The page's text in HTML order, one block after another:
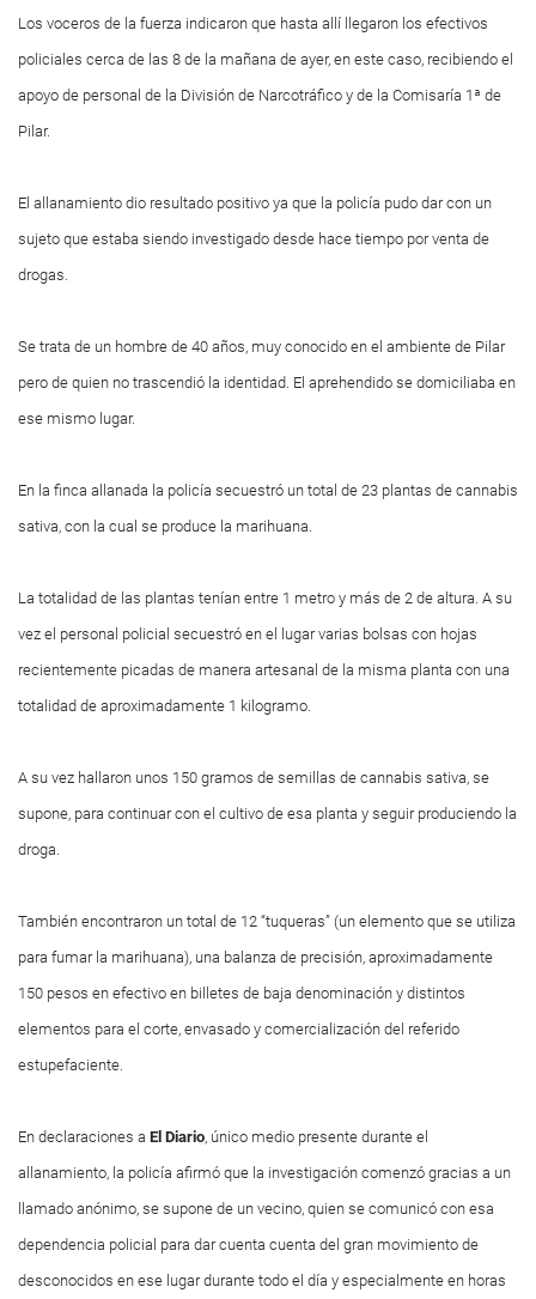
Los voceros de la fuerza indicaron que hasta allí llegaron los efectivos
policiales cerca de las 8 de la mañana de ayer, en este caso, recibiendo el
apoyo de personal de la División de Narcotráfico y de la Comisaría 1ª de
Pilar.
El allanamiento dio resultado positivo ya que la policía pudo dar con un
sujeto que estaba siendo investigado desde hace tiempo por venta de
drogas.
Se trata de un hombre de 40 años, muy conocido en el ambiente de Pilar
pero de quien no trascendió la identidad. El aprehendido se domiciliaba en
ese mismo lugar.
En la finca allanada la policía secuestró un total de 23 plantas de cannabis
sativa, con la cual se produce la marihuana.
La totalidad de las plantas tenían entre 1 metro y más de 2 de altura. A su
vez el personal policial secuestró en el lugar varias bolsas con hojas
recientemente picadas de manera artesanal de la misma planta con una
totalidad de aproximadamente 1 kilogramo.
A su vez hallaron unos 150 gramos de semillas de cannabis sativa, se
supone, para continuar con el cultivo de esa planta y seguir produciendo la
droga.
También encontraron un total de 12 “tuqueras” (un elemento que se utiliza
para fumar la marihuana), una balanza de precisión, aproximadamente
150 pesos en efectivo en billetes de baja denominación y distintos
elementos para el corte, envasado y comercialización del referido
estupefaciente.
En declaraciones a El Diario, único medio presente durante el
allanamiento, la policía afirmó que la investigación comenzó gracias a un
llamado anónimo, se supone de un vecino, quien se comunicó con esa
dependencia policial para dar cuenta cuenta del gran movimiento de
desconocidos en ese lugar durante todo el día y especialmente en horas